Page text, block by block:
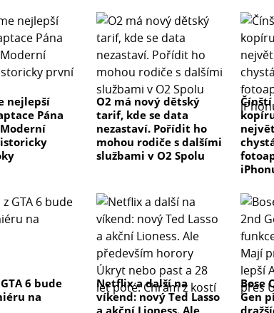
nejlepší
Pána
O2 má nový dětský
tarif, kde se data
nezastaví. Pořídit ho
mohou rodiče s dalšími
službami v O2 Spolu
6 bude
na
Netflix a další na
víkend: nový Ted Lasso
a akční Lioness. Ale
Bose
Gen